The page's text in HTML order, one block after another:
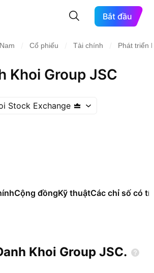
Bắt đầu
Cổ phiếu Tài chính Phát triển
Khoi Group JSC
Stock Exchange
Cộng đồngKỹ thuậtCác chỉ số có
Khoi Group JSC.